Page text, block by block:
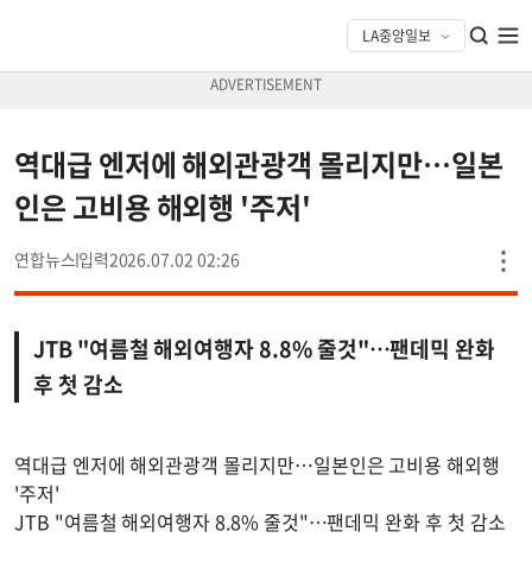
역대급 엔저에 해외관광객 몰리지만…일본
인은 고비용 해외행 '주저'
연합뉴스 2026.07.02 02:26
JTB "여름철 해외여행자 8.8% 줄것"…팬데믹 완화
후 첫 감소
역대급 엔저에 해외관광객 몰리지만…일본인은 고비용 해외행
'주저'
JTB "여름철 해외여행자 8.8% 줄것"…팬데믹 완화 후 첫 감소